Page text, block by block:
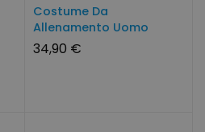
Costume Da
Allenamento Uomo
AUSTRALIA By...
34,90 €